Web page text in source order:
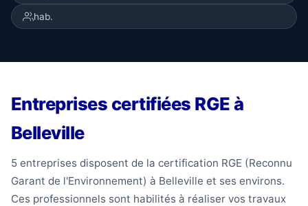
hab.
Entreprises certifiées RGE à
Belleville
5 entreprises disposent de la certification RGE (Reconnu
Garant de l'Environnement) à Belleville et ses environs.
Ces professionnels sont habilités à réaliser vos travaux